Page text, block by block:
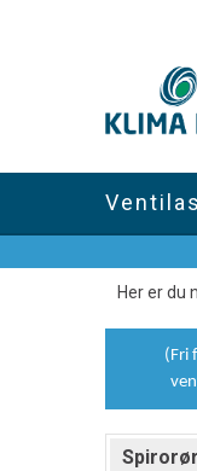
Her er du
(Fri